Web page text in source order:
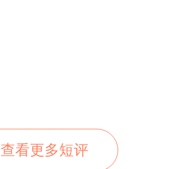
查看更多短评